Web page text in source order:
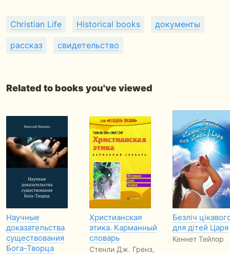
Christian Life Historical books документы
рассказ свидетельство
Related to books you've viewed
Научные
доказательства
существования
Бога-Творца
Христианская
этика. Карманный
словарь
Стенли Дж. Гренз,
Безліч
для дітей Царя
Кеннет Тейлор